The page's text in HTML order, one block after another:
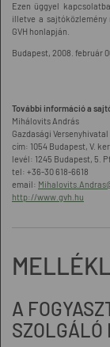
Ezen üggyel
illetve a sajtóközlemény
GVH honlapján.
Budapest, 2008. február
További információ a
Mihálovits András
Gazdasági Versenyhivatal
cím: 1054 Budapest, V.
levél: 1245 Budapest, 5.
tel: +36-30 618-6618
email:
http://www.gvh.hu
A
SZOLGÁLÓ